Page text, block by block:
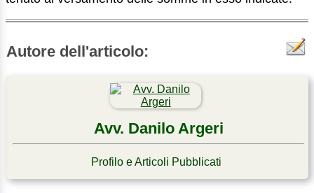
Autore dell'articolo:
Avv. Danilo Argeri
Profilo e Articoli Pubblicati